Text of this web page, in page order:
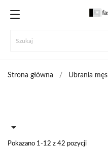
Strona główna Ubrania

Pokazano 1-12 z 42 pozycji